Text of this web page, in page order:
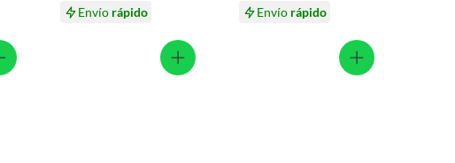
Envío rápido Envío rápido